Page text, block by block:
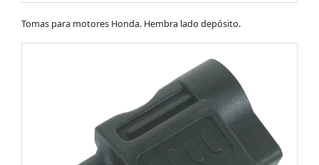
Tomas para motores Honda. Hembra lado depósito.